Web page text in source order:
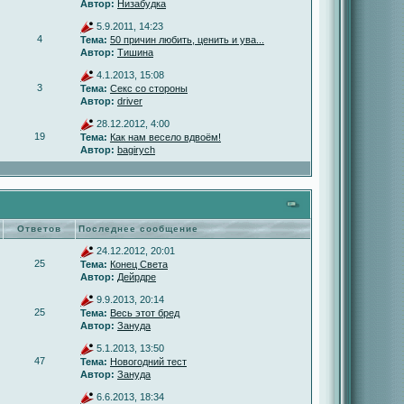
Автор: Низабудка
4
5.9.2011, 14:23
Тема: 50 причин любить, ценить и ува...
Автор: Тишина
3
4.1.2013, 15:08
Тема: Секс со стороны
Автор: driver
19
28.12.2012, 4:00
Тема: Как нам весело вдвоём!
Автор: bagirych
Ответов Последнее сообщение
25
24.12.2012, 20:01
Тема: Конец Света
Автор: Дейрдре
25
9.9.2013, 20:14
Тема: Весь этот бред
Автор: Зануда
47
5.1.2013, 13:50
Тема: Новогодний тест
Автор: Зануда
6.6.2013, 18:34